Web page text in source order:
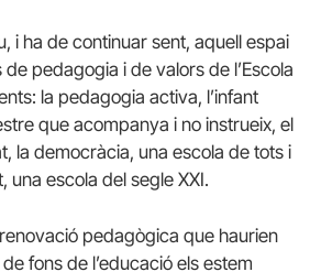
i ha de continuar sent, aquell espai
pedagogia i de valors de l’Escola
la pedagogia activa, l’infant
que acompanya i no instrueix, el
la democràcia, una escola de tots i
escola del segle XXI.
pedagògica que haurien
fons de l’educació els estem